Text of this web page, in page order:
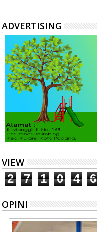
ADVERTISING
VIEW
2 7 1 0 4 6
OPINI